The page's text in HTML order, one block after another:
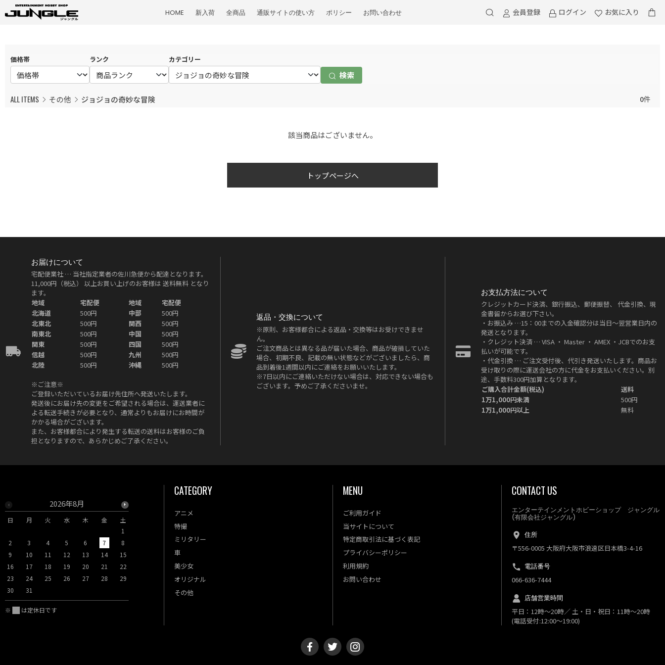
HOME 新入荷 全商品 通販サイトの使い方 ポリシー お問い合わせ 会員登録 ログイン お気に入り
価格帯 ランク カテゴリー
検索
ALL ITEMS その他 ジョジョの奇妙な冒険 0件
該当商品はございません。
トップページへ
お届けについて
宅配便業社 … 当社指定業者の佐川急便から配達となります。
11,000円（税込）
以上お買い上げのお客様は 送料無料となり
ます。
地域
宅配便 地域
宅配便
北海道
500円 中部
500円
北東北
500円 関西
500円
南東北
500円 中国
500円
関東
500円 四国
500円
信越
500円 九州
500円
北陸
500円 沖縄 500円
※ご注意※
ご登録いただいているお届け先住所へ発送いたします。
発送後にお届け先の変更をご希望される場合は、運送業者に
よる転送手続きが必要となり、通常よりもお届けにお時間が
かかる場合がございます。
また、お客様都合により発生する転送の送料はお客様のご負
担となりますので、あらかじめご了承ください。
返品・交換について
※原則、お客様都合による返品・交換等はお受けできませ
ん。
ご注文商品とは異なる品が届いた場合、商品が破損していた
場合、初期不良、記載の無い状態などがございましたら、商
品到着後1週間以内にご連絡をお願いいたします。
※7日以内にご連絡いただけない場合は、対応できない場合も
ございます。予めご了承くださいませ。
お支払方法について
クレジットカード決済、銀行振込、郵便振替、 代金引換、現
金書留からお選び下さい。
・お振込み …15：00までの入金確認分は当日～翌営業日内の
発送となります。
・クレジット決済 … VISA ・ Master ・ AMEX ・JCBでのお支
払いが可能です。
・代金引換 … ご注文受付後、代引き発送いたします。商品お
受け取りの際に運送会社の方に代金をお支払いください。別
途、手数料300円加算となります。
ご購入合計金額(税込)
送料
1万1,000円未満
500円
1万1,000円以上
無料
2026年8月
日 月 火 水 木 金
土
1
2
3 4 5 6 7
8
9
10 11 12 13 14
15
16
17 18 19 20 21
22
23
24 25 26 27 28
29
30
31
9 10
15
22 23
29 30
※ は定休日です
CATEGORY
アニメ
特撮
ミリタリー
車
美少女
オリジナル
その他
MENU
ご利用ガイド
当サイトについて
特定商取引法に基づく表記
プライバシーポリシー
利用規約
お問い合わせ
CONTACT US
エンターテインメントホビーショップ ジャングル
(有限会社ジャングル)
住所
〒556-0005 大阪府大阪市浪速区日本橋3-4-16
電話番号
066-636-7444
店舗営業時間
平日：12時～20時／ 土・日・祝日：11時～20時
(電話受付:12:00～19:00)